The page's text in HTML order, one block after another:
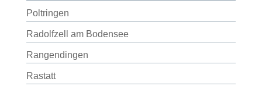
Poltringen
Radolfzell am Bodensee
Rangendingen
Rastatt